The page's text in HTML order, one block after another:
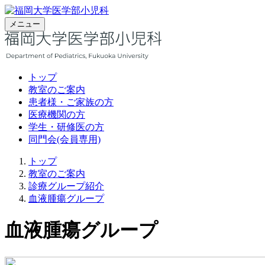
メニュー
トップ
教室のご案内
患者様・ご家族の方
医療機関の方
学生・研修医の方
同門会(会員専用)
トップ
教室のご案内
診療グループ紹介
血液腫瘍グループ
血液腫瘍グループ